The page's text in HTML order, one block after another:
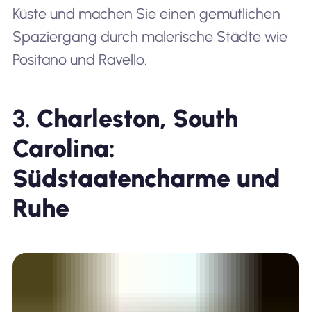
Küste und machen Sie einen gemütlichen
Spaziergang durch malerische Städte wie
Positano und Ravello.
3. Charleston, South
Carolina:
Südstaatencharme und
Ruhe